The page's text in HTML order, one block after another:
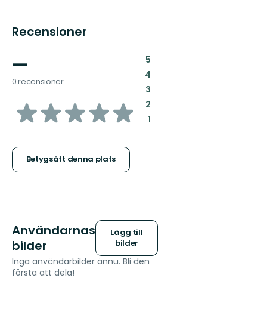
Recensioner
—
0 recensioner
av
stjärnor
Betygsätt denna plats
5:
4:
3:
2:
1:
Användarnas
bilder
Lägg till
bilder
Inga användarbilder ännu. Bli den
första att dela!